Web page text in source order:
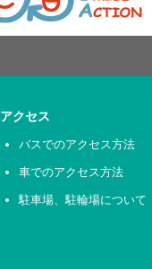
アクセス
バスでのアクセス方法
車でのアクセス方法
駐車場、駐輪場について